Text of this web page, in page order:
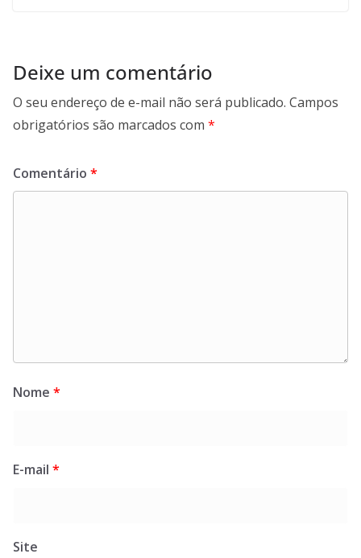
Deixe um comentário
O seu endereço de e-mail não será publicado. Campos
obrigatórios são marcados com *
Comentário *
Nome *
E-mail *
Site